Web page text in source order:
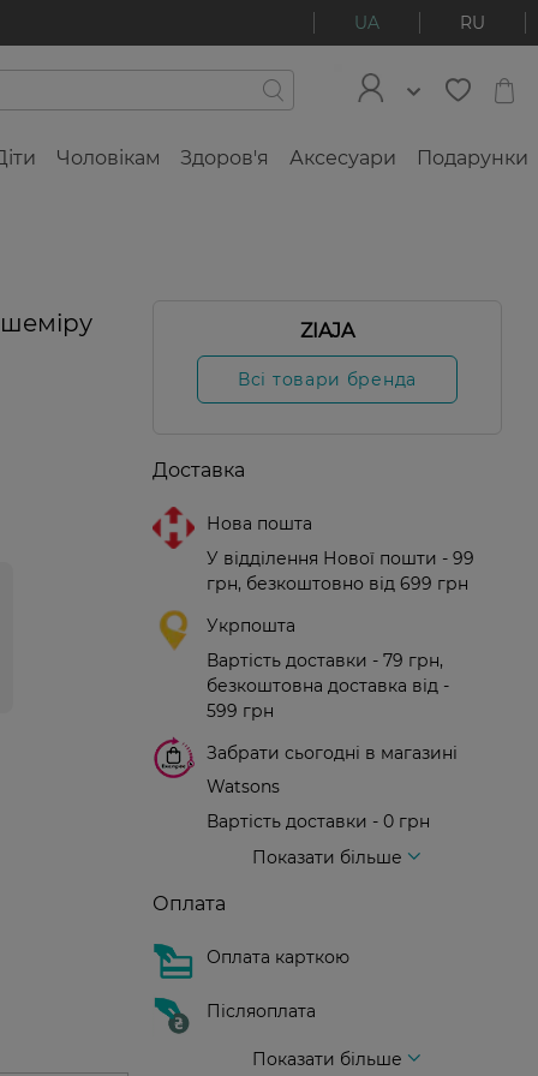
UA RU
Чоловікам Здоров'я Аксесуари Подарунки
ZIAJA
Всі товари бренда
Доставка
Нова пошта
У відділення Нової пошти - 99
грн, безкоштовно від 699 грн
Укрпошта
Вартість доставки - 79 грн,
безкоштовна доставка від -
599 грн
Забрати сьогодні в магазині
Watsons
Вартість доставки - 0 грн
Показати більше
Оплата
Оплата карткою
Післяоплата
Показати більше